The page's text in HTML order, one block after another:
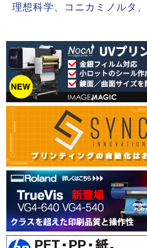
理想科学、コニカミノルタ